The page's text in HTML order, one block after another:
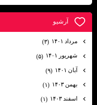
آرشيو
مرداد ۱۴۰۱
(۳)
شهریور ۱۴۰۱
(۵)
آبان ۱۴۰۱
(۹)
بهمن ۱۴۰۳
(۱)
اسفند ۱۴۰۳
(۱)